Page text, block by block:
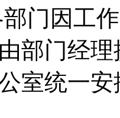
因工作
部门经
室统一安